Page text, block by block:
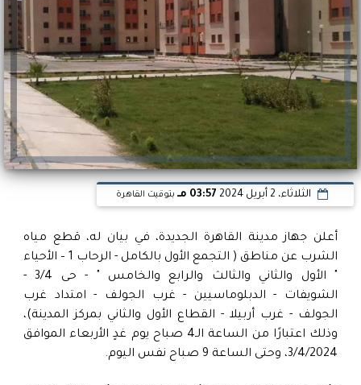
الثلاثاء، 2 أبريل 2024 03:57 مـ بتوقيت القاهرة
أعلن جهاز مدينة القاهرة الجديدة، في بيان له، قطع مياه
الشرب عن مناطق ( التجمع الأول بالكامل - الرحاب 1 – الأحياء
" الأول والثاني والثالث والرابع والخامس " - حى 3/4 -
الشويفات - الدبلوماسيين - غرب الجولف - امتداد غرب
الجولف - غرب أربيلا - القطاع الأول والثاني بمركز المدينة)،
وذلك اعتبارًا من الساعة الـ4 صباح يوم غدٍ الأربعاء الموافق
3/4/2024، وحتى الساعة 9 صباح نفس اليوم.